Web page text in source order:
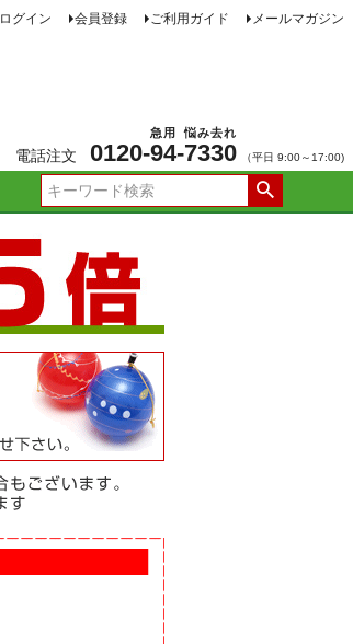
ログイン 会員登録 ご利用ガイド メールマガジン
電話注文 0120-94
急用
-7330
悩み去れ
（平日 9:00～17:00)